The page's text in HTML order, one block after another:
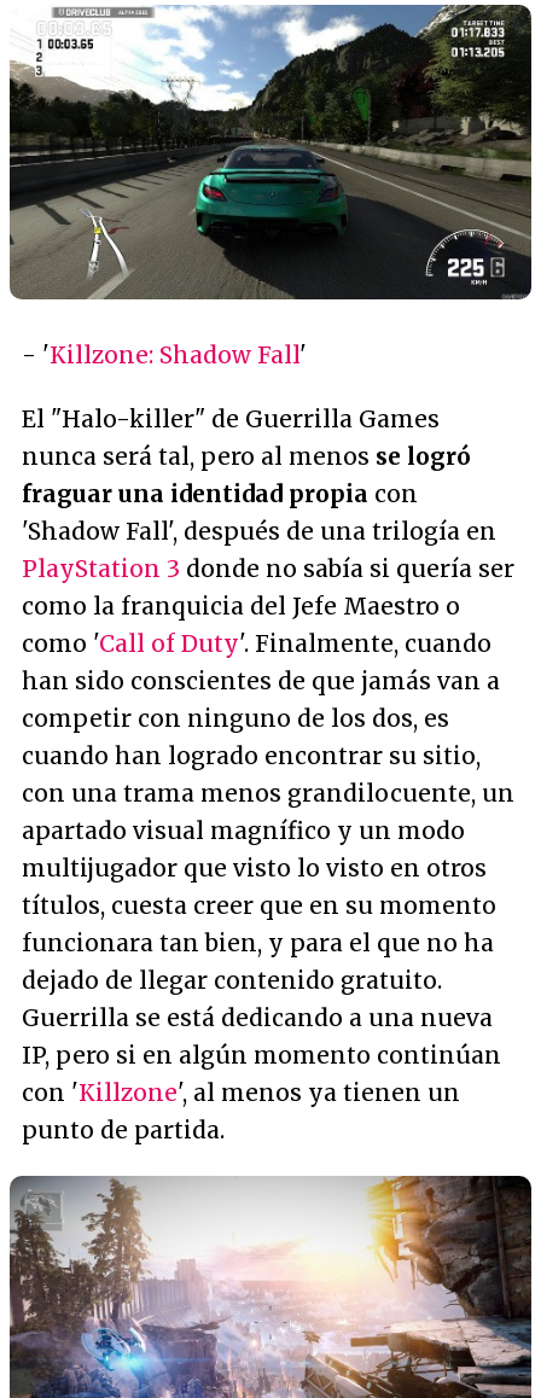
- 'Killzone: Shadow Fall'
El "Halo-killer" de Guerrilla Games
nunca será tal, pero al menos se logró
fraguar una identidad propia con
'Shadow Fall', después de una trilogía en
PlayStation 3 donde no sabía si quería ser
como la franquicia del Jefe Maestro o
como 'Call of Duty'. Finalmente, cuando
han sido conscientes de que jamás van a
competir con ninguno de los dos, es
cuando han logrado encontrar su sitio,
con una trama menos grandilocuente, un
apartado visual magnífico y un modo
multijugador que visto lo visto en otros
títulos, cuesta creer que en su momento
funcionara tan bien, y para el que no ha
dejado de llegar contenido gratuito.
Guerrilla se está dedicando a una nueva
IP, pero si en algún momento continúan
con 'Killzone', al menos ya tienen un
punto de partida.